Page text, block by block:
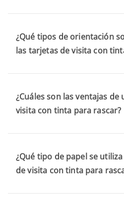
¿Qué tipos de orientación
las tarjetas de visita con
¿Cuáles son las ventajas
visita con tinta para rascar?
¿Qué tipo de papel se
de visita con tinta para